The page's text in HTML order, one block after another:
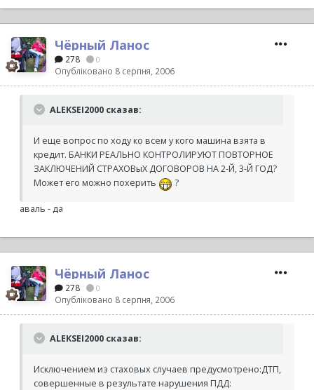
Чёрный Ланос
278 0
Опубліковано 8 серпня, 2006
ALEKSEI2000 сказав:
И еще вопрос по ходу ко всем у кого машина взята в
кредит. БАНКИ РЕАЛЬНО КОНТРОЛИРУЮТ ПОВТОРНОЕ
ЗАКЛЮЧЕНИЙ СТРАХОВыХ ДОГОВОРОВ НА 2-Й, 3-Й ГОД?
Может его можно похерить
?
аваль - да
Чёрный Ланос
278 0
Опубліковано 8 серпня, 2006
ALEKSEI2000 сказав:
Исключением из стаховых случаев предусмотрено:ДТП,
совершенные в результате нарушения ПДД: